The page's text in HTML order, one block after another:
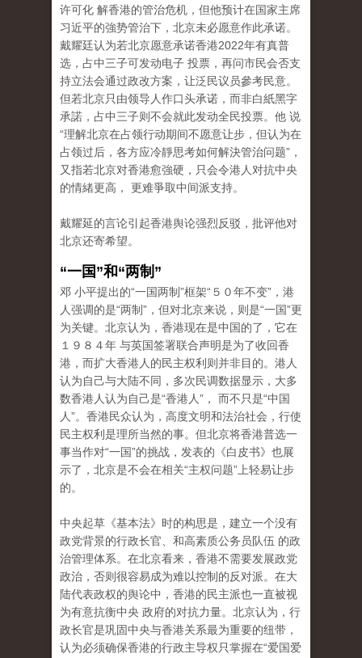
许可化 解香港的管治危机，但他预计在国家主席
习近平的強势管治下，北京未必愿意作此承诺。
戴耀廷认为若北京愿意承诺香港2022年有真普
选，占中三子可发动电子 投票，再问市民会否支
持立法会通过政改方案，让泛民议员參考民意。
但若北京只由领导人作口头承诺，而非白紙黑字
承諾，占中三子则不会就此发动全民投票。他 说
“理解北京在占领行动期间不愿意让步，但认为在
占领过后，各方应冷靜思考如何解決管治问题”，
又指若北京对香港愈強硬，只会令港人对抗中央
的情緒更高， 更难爭取中间派支持。
戴耀延的言论引起香港舆论强烈反驳，批评他对
北京还寄希望。
“一国”和“两制”
邓 小平提出的“一国两制”框架“５０年不变”，港
人强调的是“两制”，但对北京来说，则是“一国”更
为关键。北京认为，香港现在是中国的了，它在
１９８４年 与英国签署联合声明是为了收回香
港，而扩大香港人的民主权利则并非目的。港人
认为自己与大陆不同，多次民调数据显示，大多
数香港人认为自己是“香港人”， 而不只是“中国
人”。香港民众认为，高度文明和法治社会，行使
民主权利是理所当然的事。但北京将香港普选一
事当作对“一国”的挑战，发表的《白皮书》也展
示了，北京是不会在相关“主权问题”上轻易让步
的。
中央起草《基本法》时的构思是，建立一个没有
政党背景的行政长官、和高素质公务员队伍 的政
治管理体系。在北京看来，香港不需要发展政党
政治，否则很容易成为难以控制的反对派。在大
陆代表政权的舆论中，香港的民主派也一直被视
为有意抗衡中央 政府的对抗力量。北京认为，行
政长官是巩固中央与香港关系最为重要的纽带，
认为必须确保香港的行政主导权只掌握在“爱国爱